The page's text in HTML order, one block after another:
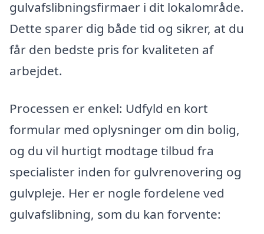
gulvafslibningsfirmaer i dit lokalområde.
Dette sparer dig både tid og sikrer, at du
får den bedste pris for kvaliteten af
arbejdet.
Processen er enkel: Udfyld en kort
formular med oplysninger om din bolig,
og du vil hurtigt modtage tilbud fra
specialister inden for gulvrenovering og
gulvpleje. Her er nogle fordelene ved
gulvafslibning, som du kan forvente: